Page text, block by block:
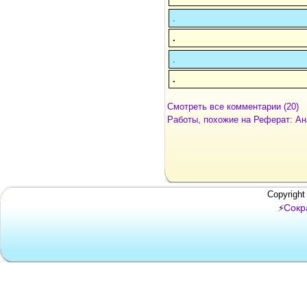
.
.
Смотреть все комментарии (20)
Работы, похожие на Реферат:
⚡